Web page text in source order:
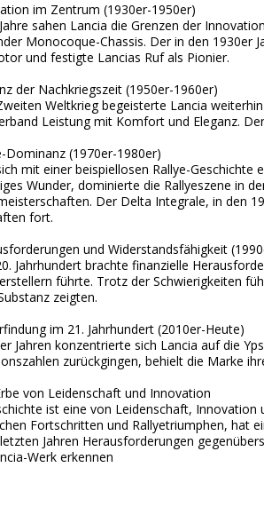
im Zentrum (1930er-1950er)
sahen Lancia die Grenzen der
Monocoque-Chassis. Der in den 1930er
und festigte Lancias Ruf als Pionier.
der Nachkriegszeit (1950er-1960er)
Weltkrieg begeisterte Lancia
Leistung mit Komfort und Eleganz.
Dominanz (1970er-1980er)
mit einer beispiellosen Rallye-
Wunder, dominierte die Rallyeszene in
Der Delta Integrale, in den
fort.
und Widerstandsfähigkeit
Jahrhundert brachte finanzielle
führte. Trotz der Schwierigkeiten
zeigten.
im 21. Jahrhundert (2010er-Heute)
Jahren konzentrierte sich Lancia auf die
zurückgingen, behielt die Marke
von Leidenschaft und Innovation
ist eine von Leidenschaft,
Fortschritten und Rallyetriumphen, hat
Jahren Herausforderungen
Werk erkennen